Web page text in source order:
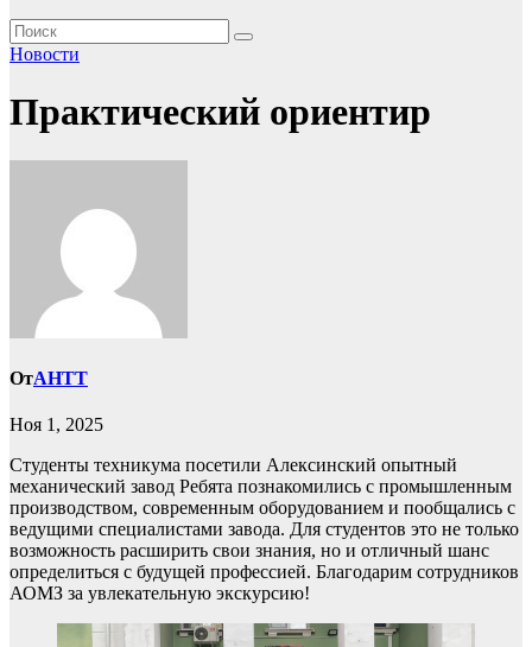
Новости
Практический ориентир
ОтAHTT
Ноя 1, 2025
Студенты техникума посетили Алексинский опытный
механический завод Ребята познакомились с промышленным
производством, современным оборудованием и пообщались с
ведущими специалистами завода. Для студентов это не только
возможность расширить свои знания, но и отличный шанс
определиться с будущей профессией. Благодарим сотрудников
АОМЗ за увлекательную экскурсию!